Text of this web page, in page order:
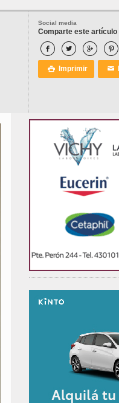
Social media
Comparte este artículo
   
 Imprimir ✉